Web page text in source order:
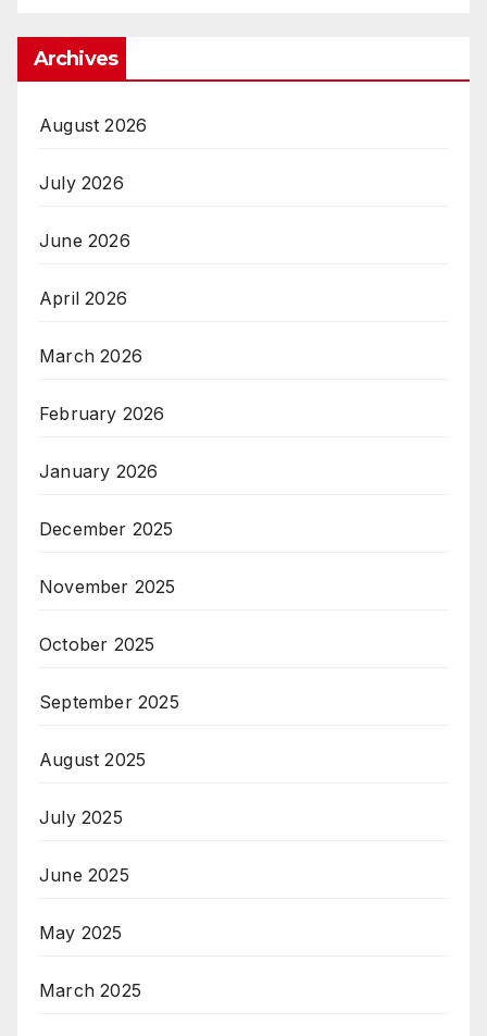
Archives
August 2026
July 2026
June 2026
April 2026
March 2026
February 2026
January 2026
December 2025
November 2025
October 2025
September 2025
August 2025
July 2025
June 2025
May 2025
March 2025